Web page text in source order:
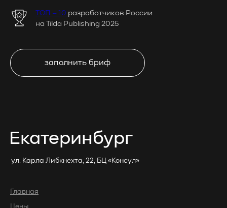
ТОП – 10 разработчиков Роcсии
на Tilda Publishing 2025
заполнить бриф
Главная
Цены
Екатеринбург
ул. Карла Либкнехта, 22, БЦ «Консул»